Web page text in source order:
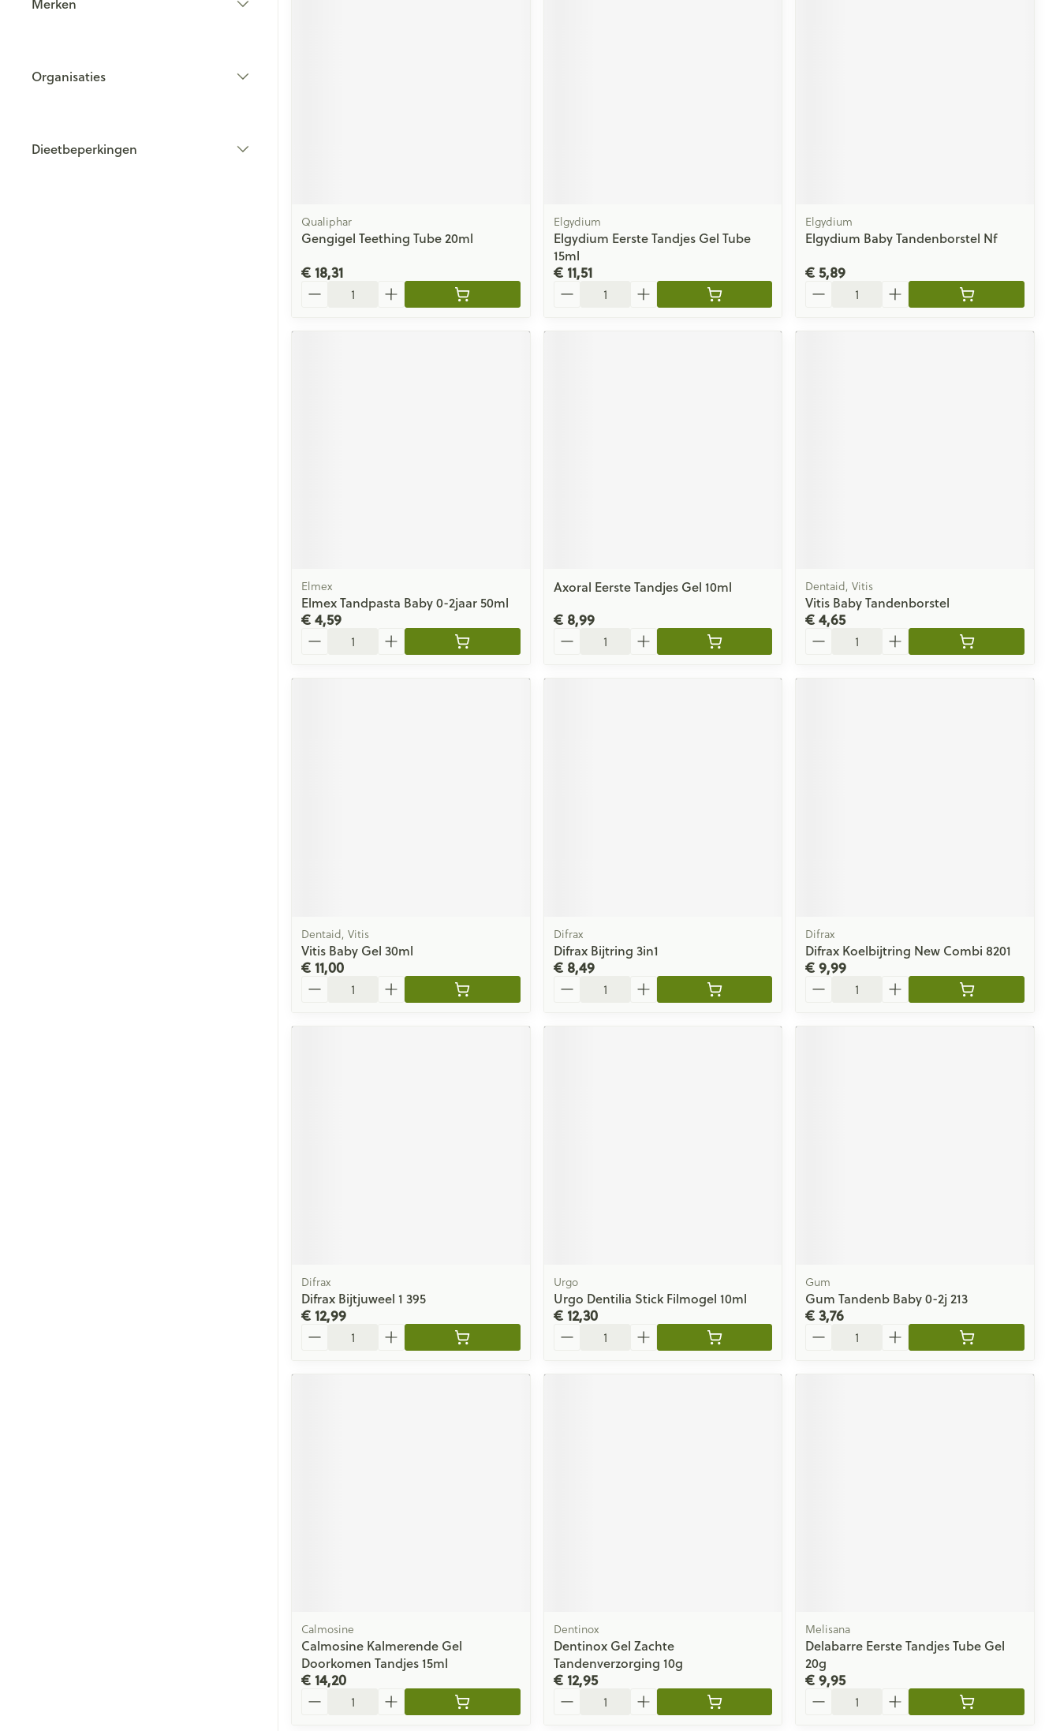
Organisaties
Dieetbeperkingen
Qualiphar
Gengigel Teething Tube 20ml
€ 18,31
Elgydium
Elgydium Eerste Tandjes Gel Tube
15ml
€ 11,51
Elgydium
Elgydium Baby Tandenborstel Nf
€ 5,89
Elmex
Elmex Tandpasta Baby 0-2jaar 50ml
€ 4,59
Axoral Eerste Tandjes Gel 10ml
€ 8,99
Dentaid, Vitis
Vitis Baby Tandenborstel
€ 4,65
Dentaid, Vitis
Vitis Baby Gel 30ml
€ 11,00
Difrax
Difrax Bijtring 3in1
€ 8,49
Difrax
Difrax Koelbijtring New Combi 8201
€ 9,99
Difrax
Difrax Bijtjuweel 1 395
€ 12,99
Urgo
Urgo Dentilia Stick Filmogel 10ml
€ 12,30
Gum
Gum Tandenb Baby 0-2j 213
€ 3,76
Calmosine
Calmosine Kalmerende Gel
Doorkomen Tandjes 15ml
€ 14,20
Dentinox
Dentinox Gel Zachte
Tandenverzorging 10g
€ 12,95
Melisana
Delabarre Eerste Tandjes Tube Gel
20g
€ 9,95